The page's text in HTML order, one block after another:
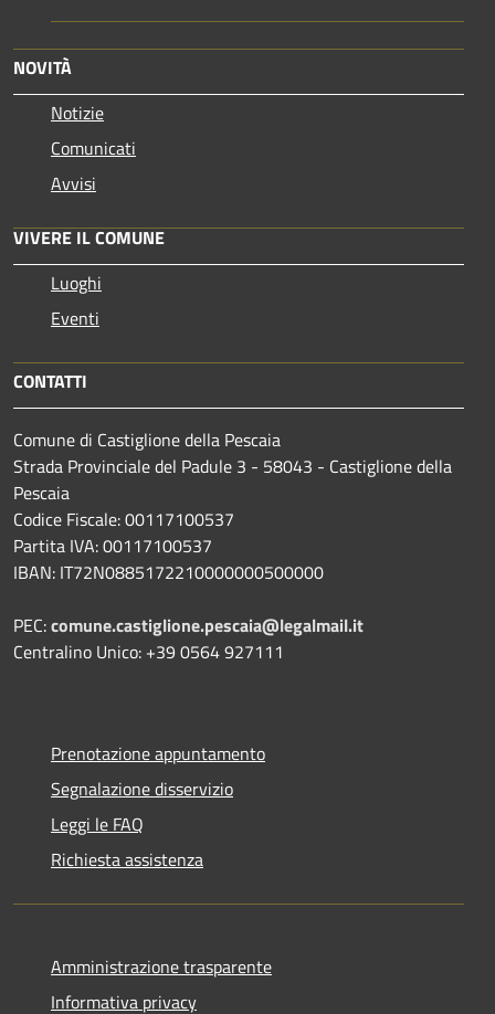
NOVITÀ
Notizie
Comunicati
Avvisi
VIVERE IL COMUNE
Luoghi
Eventi
CONTATTI
Comune di Castiglione della Pescaia
Strada Provinciale del Padule 3 - 58043 - Castiglione della
Pescaia
Codice Fiscale: 00117100537
Partita IVA: 00117100537
IBAN: IT72N0885172210000000500000
PEC:comune.castiglione.pescaia@legalmail.it
Centralino Unico: +39 0564 927111
Prenotazione appuntamento
Segnalazione disservizio
Leggi le FAQ
Richiesta assistenza
Amministrazione trasparente
Informativa privacy